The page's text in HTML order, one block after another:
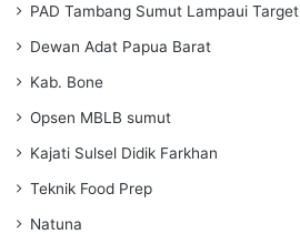
PAD Tambang Sumut Lampaui Target
Dewan Adat Papua Barat
Kab. Bone
Opsen MBLB sumut
Kajati Sulsel Didik Farkhan
Teknik Food Prep
Natuna